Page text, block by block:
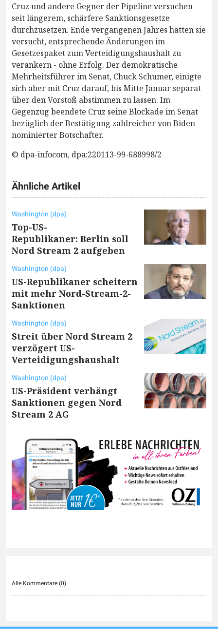
Cruz und andere Gegner der Pipeline versuchen
seit längerem, schärfere Sanktionsgesetze
durchzusetzen. Ende vergangenen Jahres hatten sie
versucht, entsprechende Änderungen im
Gesetzespaket zum Verteidigungshaushalt zu
verankern - ohne Erfolg. Der demokratische
Mehrheitsführer im Senat, Chuck Schumer, einigte
sich aber mit Cruz darauf, bis Mitte Januar separat
über den Vorstoß abstimmen zu lassen. Im
Gegenzug beendete Cruz seine Blockade im Senat
bezüglich der Bestätigung zahlreicher von Biden
nominierter Botschafter.
© dpa-infocom, dpa:220113-99-688998/2
Ähnliche Artikel
Washington (dpa)
Top-US-
Republikaner: Berlin soll
Nord Stream 2 aufgeben
Washington (dpa)
US-Republikaner scheitern
mit mehr Nord-Stream-2-
Sanktionen
Washington (dpa)
Streit über Nord Stream 2
verzögert US-
Verteidigungshaushalt
Washington (dpa)
US-Präsident verhängt
Sanktionen gegen Nord
Stream 2 AG
Alle Kommentare (0)